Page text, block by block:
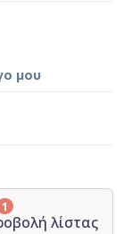
μου
1
λίστας